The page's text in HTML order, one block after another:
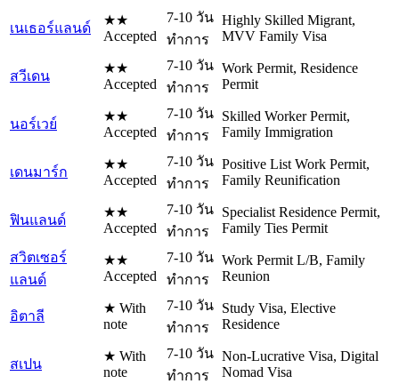
เนเธอร์แลนด์
★★
Accepted
7-10 วัน
ทำการ
Highly Skilled Migrant,
MVV Family Visa
สวีเดน
★★
Accepted
7-10 วัน
ทำการ
Work Permit, Residence
Permit
นอร์เวย์
★★
Accepted
7-10 วัน
ทำการ
Skilled Worker Permit,
Family Immigration
เดนมาร์ก
★★
Accepted
7-10 วัน
ทำการ
Positive List Work Permit,
Family Reunification
ฟินแลนด์
★★
Accepted
7-10 วัน
ทำการ
Specialist Residence Permit,
Family Ties Permit
สวิตเซอร์
แลนด์
★★
Accepted
7-10 วัน
ทำการ
Work Permit L/B, Family
Reunion
อิตาลี
★ With
note
7-10 วัน
ทำการ
Study Visa, Elective
Residence
สเปน
★ With
note
7-10 วัน
ทำการ
Non-Lucrative Visa, Digital
Nomad Visa